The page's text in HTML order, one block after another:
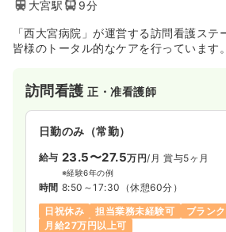
大宮駅
9分
「西大宮病院」が運営する訪問看護ス
皆様のトータル的なケアを行っています。
訪問看護正・准看護師
日勤のみ（常勤）
給与 23.5〜27.5万円/月 賞与5ヶ月
※経験6年の例
時間 8:50～17:30 （休憩60分）
日祝休み
担当業務未経験可
ブラン
月給27万円以上可